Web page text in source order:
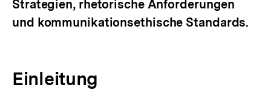
Strategien, rhetorische Anforderungen
und kommunikationsethische Standards.
Einleitung